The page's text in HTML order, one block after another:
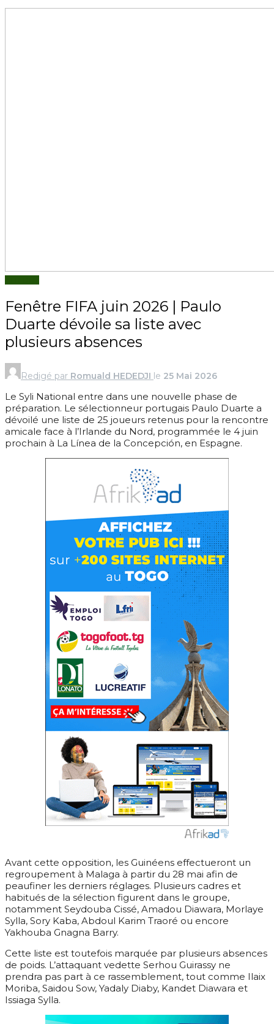
Fenêtre FIFA juin 2026 | Paulo
Duarte dévoile sa liste avec
plusieurs absences
Redigé par Romuald HEDEDJI le 25 Mai 2026
Le Syli National entre dans une nouvelle phase de
préparation. Le sélectionneur portugais Paulo Duarte a
dévoilé une liste de 25 joueurs retenus pour la rencontre
amicale face à l’Irlande du Nord, programmée le 4 juin
prochain à La Línea de la Concepción, en Espagne.
Avant cette opposition, les Guinéens effectueront un
regroupement à Malaga à partir du 28 mai afin de
peaufiner les derniers réglages. Plusieurs cadres et
habitués de la sélection figurent dans le groupe,
notamment Seydouba Cissé, Amadou Diawara, Morlaye
Sylla, Sory Kaba, Abdoul Karim Traoré ou encore
Yakhouba Gnagna Barry.
Cette liste est toutefois marquée par plusieurs absences
de poids. L’attaquant vedette Serhou Guirassy ne
prendra pas part à ce rassemblement, tout comme Ilaix
Moriba, Saidou Sow, Yadaly Diaby, Kandet Diawara et
Issiaga Sylla.